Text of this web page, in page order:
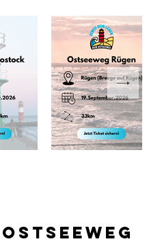
Ostseeweg